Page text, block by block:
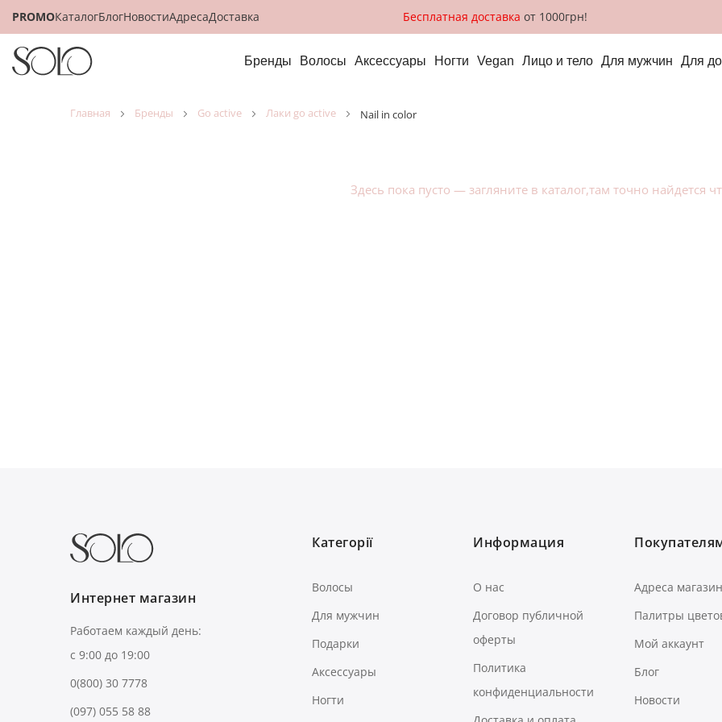
PROMOКаталогБлогНовостиАдресаДоставка Бесплатная доставка от 1000грн!
Бренды Волосы Аксессуары Ногти Vegan Лицо и тело Для мужчин Для
главная бренды go active лаки go active nail in color
Здесь пока пусто — загляните в каталог,там точно найдется
Интернет магазин
Работаем каждый день:
с 9:00 до 19:00
0(800) 30 7778
(097) 055 58 88
Категорії
Волосы
Для мужчин
Подарки
Аксессуары
Ногти
Информация
О нас
Договор публичной
оферты
Политика
конфиденциальности
Адреса
Палитры
Мой аккаунт
Блог
Новости